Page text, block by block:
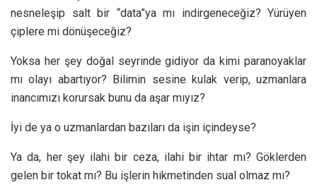
nesneleşip salt bir “data”ya mı indirgeneceğiz? Yürüyen
çiplere mi dönüşeceğiz?
Yoksa her şey doğal seyrinde gidiyor da kimi paranoyaklar
mı olayı abartıyor? Bilimin sesine kulak verip, uzmanlara
inancımızı korursak bunu da aşar mıyız?
İyi de ya o uzmanlardan bazıları da işin içindeyse?
Ya da, her şey ilahi bir ceza, ilahi bir ihtar mı? Göklerden
gelen bir tokat mı? Bu işlerin hikmetinden sual olmaz mı?